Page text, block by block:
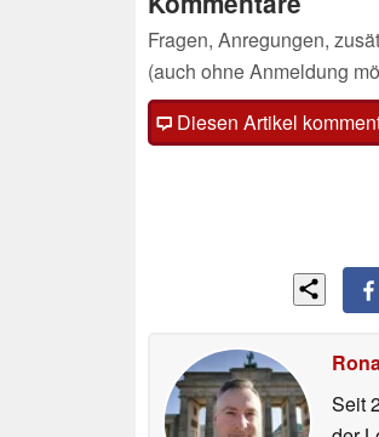
Fragen, Anregungen,
(auch ohne Anmeldung
Diesen Artikel
Seit